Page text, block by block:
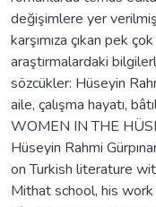
değişimlere yer
karşımıza çıkan pek
araştırmalardaki
sözcükler: Hüseyin
aile, çalışma hayatı,
WOMEN IN THE
Hüseyin Rahmi
on Turkish literature
Mithat school, his